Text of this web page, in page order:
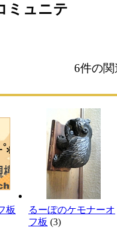
ミュニテ
6件の
板
るーぽのケモナーオ
フ板 (3)